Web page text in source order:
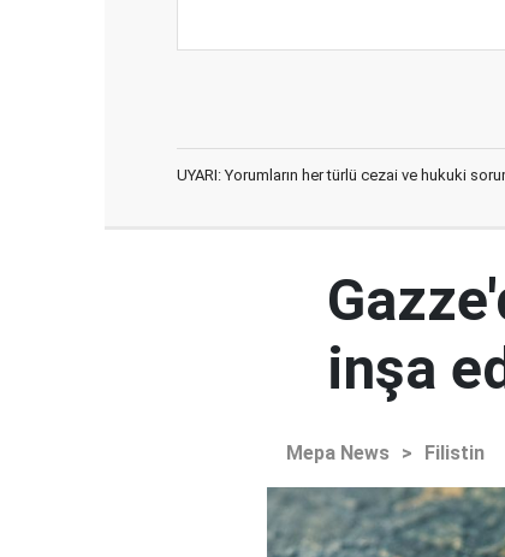
UYARI: Yorumların her türlü cezai ve hukuki
inşa
Mepa News > Filistin